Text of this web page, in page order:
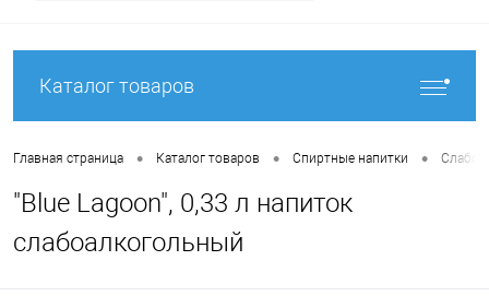
Каталог товаров
Главная страница • Каталог товаров • Спиртные напитки •
"Blue Lagoon", 0,33 л напиток
слабоалкогольный